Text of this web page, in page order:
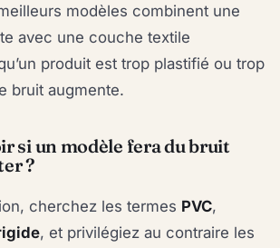
modèles combinent une
avec une couche textile
produit est trop plastifié ou trop
bruit augmente.
si un modèle fera du bruit
?
cherchez les termes PVC,
, et privilégiez au contraire les